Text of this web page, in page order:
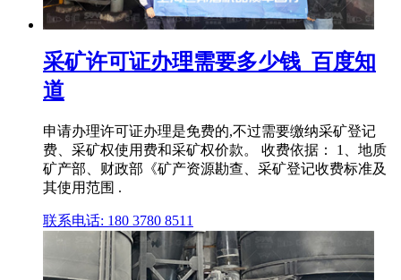
采矿许可证办理需要多少钱_百度知
道
申请办理许可证办理是免费的,不过需要缴纳采矿登记
费、采矿权使用费和采矿权价款。 收费依据： 1、地质
矿产部、财政部《矿产资源勘查、采矿登记收费标准及
其使用范围 .
联系电话: 180 3780 8511